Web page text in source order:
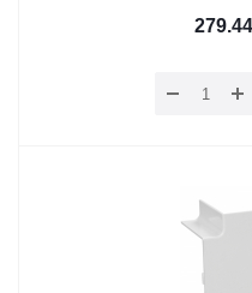
279.44